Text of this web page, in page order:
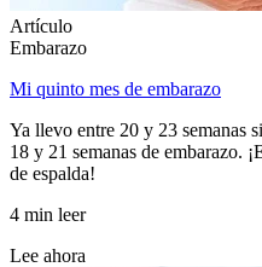
Artículo
Embarazo
Mi quinto mes de embarazo
Ya llevo entre 20 y 23 semanas
18 y 21 semanas de embarazo.
de espalda!
4 min leer
Lee ahora